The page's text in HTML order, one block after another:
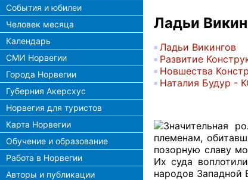
События и юбилеи
Человек месяца
Календарь
СМИ Норвегии
Города Норвегии
Губерния Акерсхус
Норвегия для туристов
Карта Норвегии
Обучение и образование
Работа в Норвегии
Авторы и публикации
Ладьи
Ладьи Викингов
Развитие
Новшества
Наталия Будур -
Значительная
племенам,
позорную славу
Их суда
народов Западной